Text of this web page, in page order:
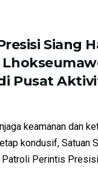
Siang
Pusat
keamanan dan
kondusif, Satuan
Perintis Presisi